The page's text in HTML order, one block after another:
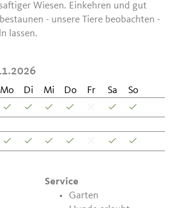
Wiesen. Einkehren und gut
- unsere Tiere beobachten -
lassen.
Mo Di Mi Do Fr Sa
So
Service
Garten